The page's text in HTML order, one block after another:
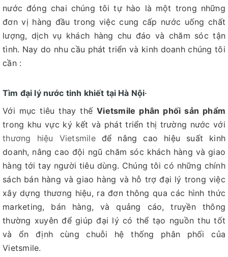
nước đóng chai chúng tôi tự hào là một trong những
đơn vị hàng đầu trong việc cung cấp nước uống chất
lượng, dịch vụ khách hàng chu đáo và chăm sóc tận
tình. Nay do nhu cầu phát triển và kinh doanh chúng tôi
cần :
Tìm đại lý nước tinh khiết tại Hà Nội·
Với mục tiêu thay thếVietsmile phân phối sản phẩm
trong khu vực ký kết và phát triển thị trường nước với
thương hiệu Vietsmileđể nâng cao hiệu suất kinh
doanh, nâng cao đội ngũ chăm sóc khách hàng và giao
hàng tới tay người tiêu dùng. Chúng tôi có những chính
sách bán hàng và giao hàng và hỗ trợ đại lý trong việc
xây dựng thương hiệu, ra đơn thông qua các hình thức
marketing, bán hàng, và quảng cáo, truyền thông
thường xuyên để giúp đại lý có thể tạo nguồn thu tốt
và ổn định cùng chuỗi hệ thống phân phối của
Vietsmile.